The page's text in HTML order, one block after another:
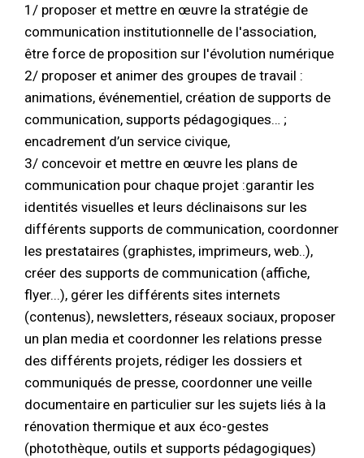
1/ proposer et mettre en œuvre la stratégie de
communication institutionnelle de l'association,
être force de proposition sur l'évolution numérique
2/ proposer et animer des groupes de travail :
animations, événementiel, création de supports de
communication, supports pédagogiques… ;
encadrement d’un service civique,
3/ concevoir et mettre en œuvre les plans de
communication pour chaque projet :garantir les
identités visuelles et leurs déclinaisons sur les
différents supports de communication, coordonner
les prestataires (graphistes, imprimeurs, web..),
créer des supports de communication (affiche,
flyer...), gérer les différents sites internets
(contenus), newsletters, réseaux sociaux, proposer
un plan media et coordonner les relations presse
des différents projets, rédiger les dossiers et
communiqués de presse, coordonner une veille
documentaire en particulier sur les sujets liés à la
rénovation thermique et aux éco-gestes
(photothèque, outils et supports pédagogiques)